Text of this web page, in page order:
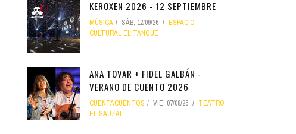
KEROXEN 2026 - 12 SEPTIEMBRE
MÚSICA SÁB, 12/09/26
ESPACIO
CULTURAL EL TANQUE
ANA TOVAR + FIDEL GALBÁN -
VERANO DE CUENTO 2026
CUENTACUENTOS VIE, 07/08/26
TEATRO
EL SAUZAL